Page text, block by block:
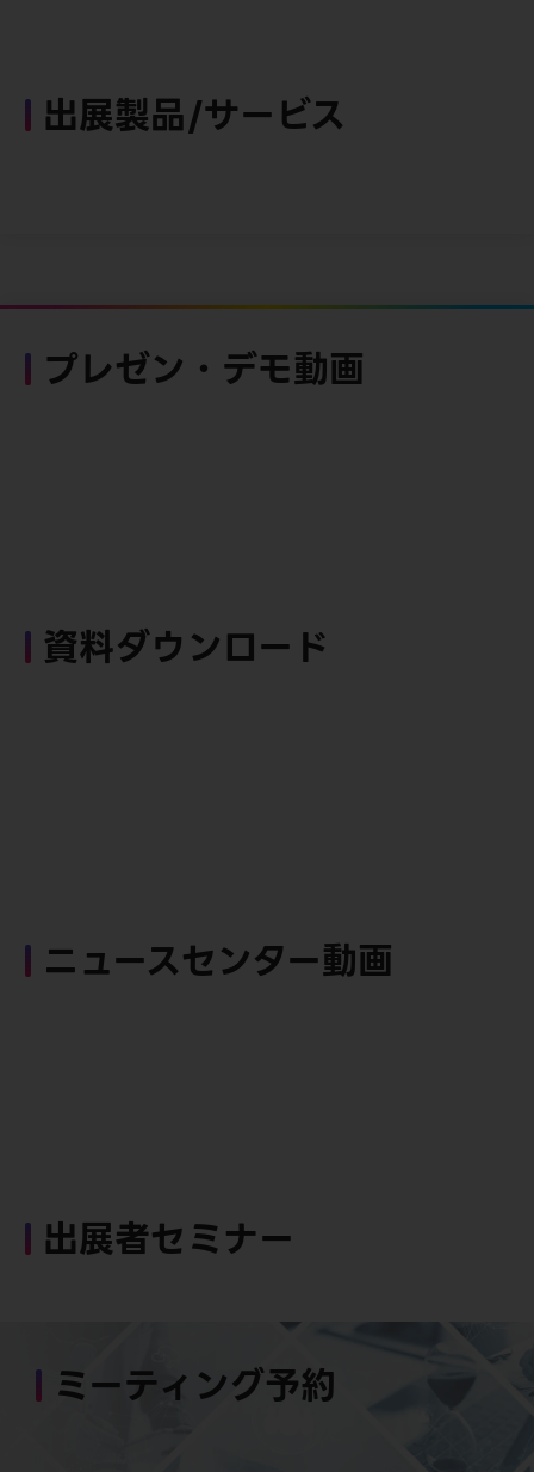
出展製品/サービス
プレゼン・デモ動画
資料ダウンロード
ニュースセンター動画
出展者セミナー
ミーティング予約